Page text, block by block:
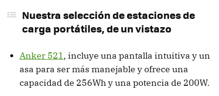
Nuestra selección de estaciones de
carga portátiles, de un vistazo
Anker 521, incluye una pantalla intuitiva y un
asa para ser más manejable y ofrece una
capacidad de 256Wh y una potencia de 200W.